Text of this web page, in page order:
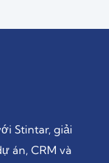
Stintar, giải
án, CRM và